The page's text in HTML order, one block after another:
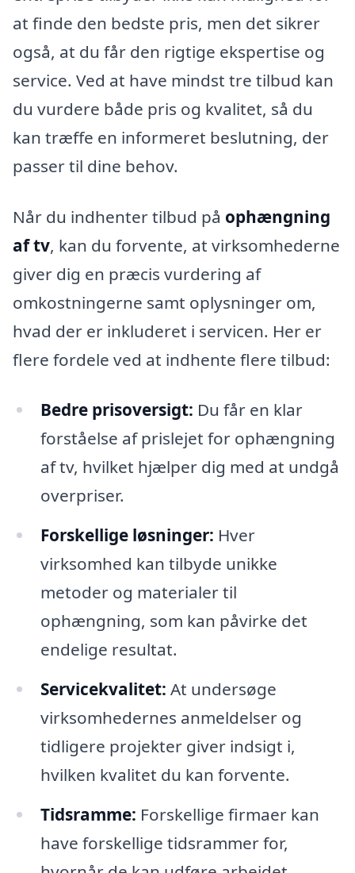
at finde den bedste pris, men det sikrer
også, at du får den rigtige ekspertise og
service. Ved at have mindst tre tilbud kan
du vurdere både pris og kvalitet, så du
kan træffe en informeret beslutning, der
passer til dine behov.
Når du indhenter tilbud på ophængning
af tv, kan du forvente, at virksomhederne
giver dig en præcis vurdering af
omkostningerne samt oplysninger om,
hvad der er inkluderet i servicen. Her er
flere fordele ved at indhente flere tilbud:
Bedre prisoversigt: Du får en klar
forståelse af prislejet for ophængning
af tv, hvilket hjælper dig med at undgå
overpriser.
Forskellige løsninger: Hver
virksomhed kan tilbyde unikke
metoder og materialer til
ophængning, som kan påvirke det
endelige resultat.
Servicekvalitet: At undersøge
virksomhedernes anmeldelser og
tidligere projekter giver indsigt i,
hvilken kvalitet du kan forvente.
Tidsramme: Forskellige firmaer kan
have forskellige tidsrammer for,